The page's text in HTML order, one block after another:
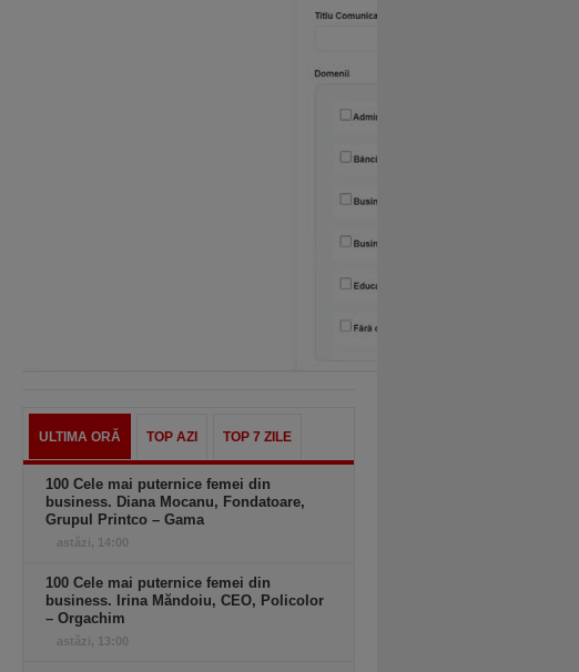
ULTIMA ORĂ TOP AZI TOP 7 ZILE
100 Cele mai puternice femei din
business. Diana Mocanu, Fondatoare,
Grupul Printco – Gama
astăzi, 14:00
100 Cele mai puternice femei din
business. Irina Măndoiu, CEO, Policolor
– Orgachim
astăzi, 13:00